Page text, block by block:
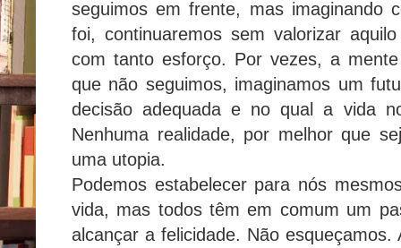
seguimos em frente, mas imaginando
foi, continuaremos sem valorizar
com tanto esforço. Por vezes, a
que não seguimos, imaginamos um
decisão adequada e no qual a vida
Nenhuma realidade, por melhor que
uma utopia.
Podemos estabelecer para nós
vida, mas todos têm em comum um
alcançar a felicidade. Não